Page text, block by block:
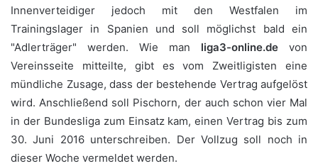
Innenverteidiger jedoch mit den Westfalen im
Trainingslager in Spanien und soll möglichst bald ein
"Adlerträger" werden. Wie man liga3-online.de von
Vereinsseite mitteilte, gibt es vom Zweitligisten eine
mündliche Zusage, dass der bestehende Vertrag aufgelöst
wird. Anschließend soll Pischorn, der auch schon vier Mal
in der Bundesliga zum Einsatz kam, einen Vertrag bis zum
30. Juni 2016 unterschreiben. Der Vollzug soll noch in
dieser Woche vermeldet werden.